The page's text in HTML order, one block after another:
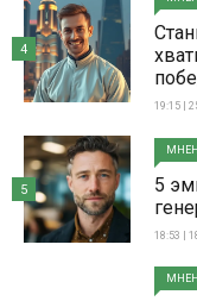
19:15 |
4
5
18:53 |
5